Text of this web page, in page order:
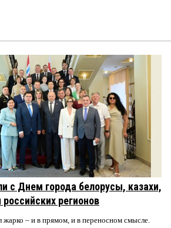
с Днем города белорусы, казахи,
регионов
жарко – и в прямом, и в переносном смысле.